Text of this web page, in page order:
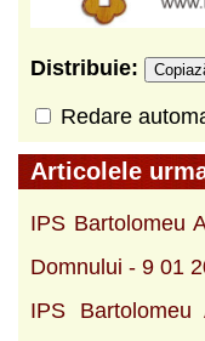
Distribuie:
Redare
Articolele
IPS Bartolomeu
Domnului - 9 01
IPS